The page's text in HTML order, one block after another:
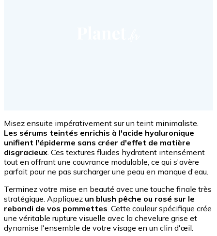
Misez ensuite impérativement sur un teint minimaliste.
Les sérums teintés enrichis à l'acide hyaluronique
unifient l'épiderme sans créer d'effet de matière
disgracieux. Ces textures fluides hydratent intensément
tout en offrant une couvrance modulable, ce qui s'avère
parfait pour ne pas surcharger une peau en manque d'eau.
Terminez votre mise en beauté avec une touche finale très
stratégique. Appliquez un blush pêche ou rosé sur le
rebondi de vos pommettes. Cette couleur spécifique crée
une véritable rupture visuelle avec la chevelure grise et
dynamise l'ensemble de votre visage en un clin d'œil.